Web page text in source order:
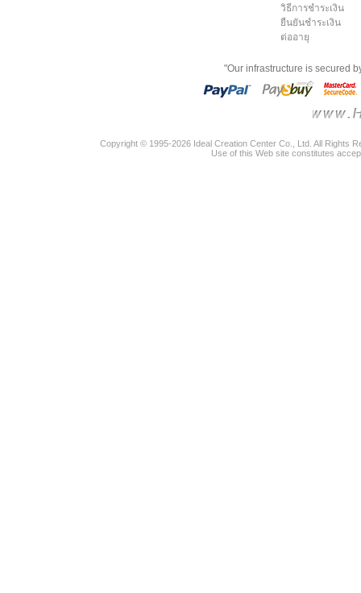
วิธีการชำระเงิน
ยืนยันชำระเงิน
ต่ออายุ
"Our infrastructure is secured
Copyright © 1995-2026 Ideal Creation Center Co., Ltd. All Rights
Use of this Web site constitutes